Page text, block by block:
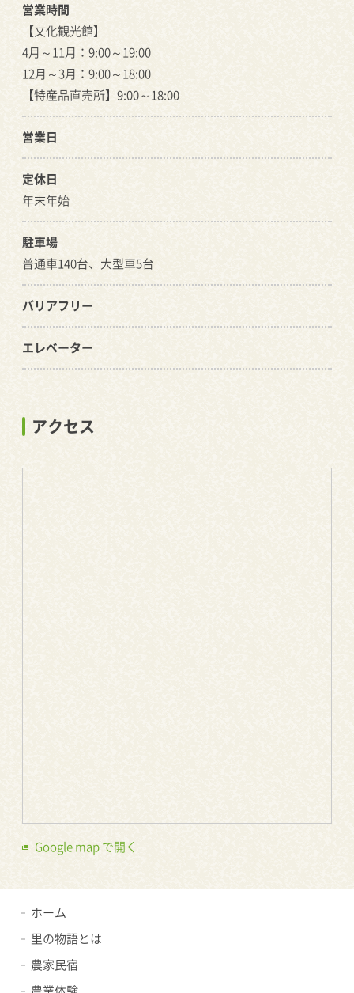
営業時間
【文化観光館】
4月～11月：9:00～19:00
12月～3月：9:00～18:00
【特産品直売所】9:00～18:00
営業日
定休日
年末年始
駐車場
普通車140台、大型車5台
バリアフリー
エレベーター
アクセス
Google map で開く
ホーム
里の物語とは
農家民宿